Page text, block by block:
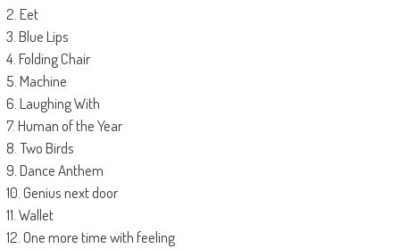
2. Eet
3. Blue Lips
4. Folding Chair
5. Machine
6. Laughing With
7. Human of the Year
8. Two Birds
9. Dance Anthem
10. Genius next door
11. Wallet
12. One more time with feeling